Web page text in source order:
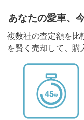
あなたの愛車、
複数社の査定額を比
を賢く売却して、購